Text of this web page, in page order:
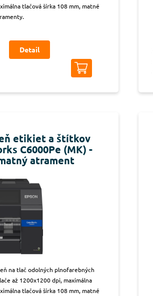
tlačová šírka 108 mm, matné
Detail
etikiet a štítkov
C6000Pe (MK) -
atrament
na tlač odolných plnofarebných
až 1200x1200 dpi, maximálna
tlačová šírka 108 mm, matné